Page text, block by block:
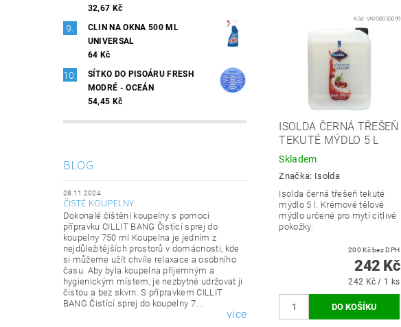
32,67 Kč
CLIN NA OKNA 500 ML
UNIVERSAL
64 Kč
SÍTKO DO PISOÁRU FRESH
MODRÉ - OCEÁN
54,45 Kč
BLOG
28.11.2024
ČISTÉ KOUPELNY
Dokonalé čištění koupelny s pomocí
přípravku CILLIT BANG Čistící sprej do
koupelny 750 ml Koupelna je jedním z
nejdůležitějších prostorů v domácnosti, kde
si můžeme užít chvíle relaxace a osobního
času. Aby byla koupelna příjemným a
hygienickým místem, je nezbytné udržovat ji
čistou a bez skvrn. S přípravkem CILLIT
BANG Čistící sprej do koupelny 7...
více
Kód: VKIGB050099
ISOLDA ČERNÁ TŘEŠEŇ
TEKUTÉ MÝDLO 5 L
Skladem
Značka: Isolda
Isolda černá třešeň tekuté
mýdlo 5 l. Krémové tělové
mýdlo určené pro mytí citlivé
pokožky.
200 Kč bez DPH
242 Kč
242 Kč / 1 ks